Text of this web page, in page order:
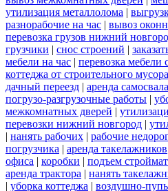
утилизация металлолома |
разнорабочие на час | вывоз
перевозка грузов нижний
грузчики | снос строений |
мебели на час | перевозка
коттеджа от строительного мусора
дачный переезд | аренда самосвала
погрузо-разгрузочные работы |
межкомнатных дверей |
перевозки нижний новгород |
| нанять рабочих | рабочие
погрузчика | аренда такелажников
офиса | коробки | подъем
аренда трактора | нанять
| уборка коттеджа | воздушно-